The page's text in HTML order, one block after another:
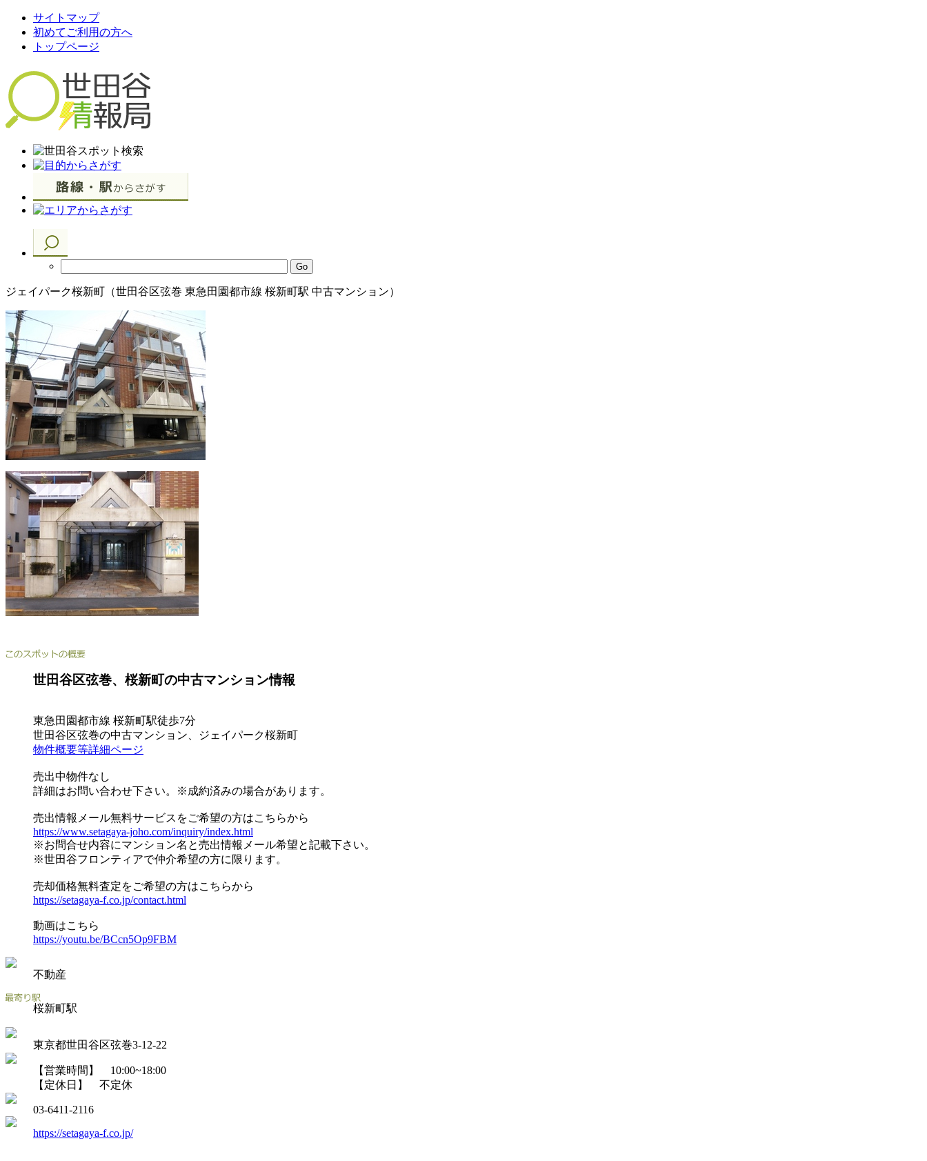
サイトマップ
初めてご利用の方へ
トップページ
ジェイパーク桜新町（世田谷区弦巻 東急田園都市線 桜新町駅 中古マンション）
世田谷区弦巻、桜新町の中古マンション情報
東急田園都市線 桜新町駅徒歩7分
世田谷区弦巻の中古マンション、ジェイパーク桜新町
物件概要等詳細ページ
売出中物件なし
詳細はお問い合わせ下さい。※成約済みの場合があります。
売出情報メール無料サービスをご希望の方はこちらから
https://www.setagaya-joho.com/inquiry/index.html
※お問合せ内容にマンション名と売出情報メール希望と記載下さい。
※世田谷フロンティアで仲介希望の方に限ります。
売却価格無料査定をご希望の方はこちらから
https://setagaya-f.co.jp/contact.html
動画はこちら
https://youtu.be/BCcn5Op9FBM
不動産
桜新町駅
東京都世田谷区弦巻3-12-22
【営業時間】 10:00~18:00
【定休日】 不定休
03-6411-2116
https://setagaya-f.co.jp/